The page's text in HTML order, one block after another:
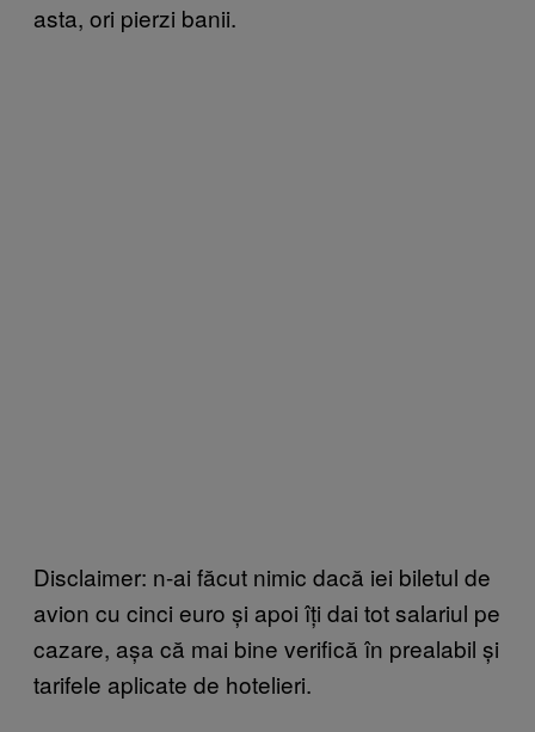
asta, ori pierzi banii.
Disclaimer: n-ai făcut nimic dacă iei biletul de
avion cu cinci euro și apoi îți dai tot salariul pe
cazare, așa că mai bine verifică în prealabil și
tarifele aplicate de hotelieri.